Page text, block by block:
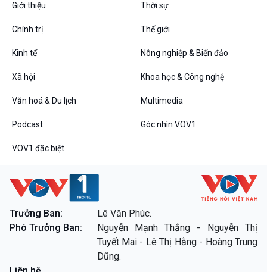
Thanh âm ký sự
Các chương trình đặc biệt
Giới thiệu Thời sự
Chính trị Thế giới
Kinh tế Nông nghiệp & Biển đảo
Xã hội Khoa học & Công nghệ
Văn hoá & Du lịch Multimedia
Podcast Góc nhìn VOV1
VOV1 đặc biệt
Trưởng Ban:
Lê Văn Phúc.
Phó Trưởng Ban:
Nguyễn Mạnh Thắng - Nguyễn Thị
Tuyết Mai - Lê Thị Hằng - Hoàng Trung
Dũng.